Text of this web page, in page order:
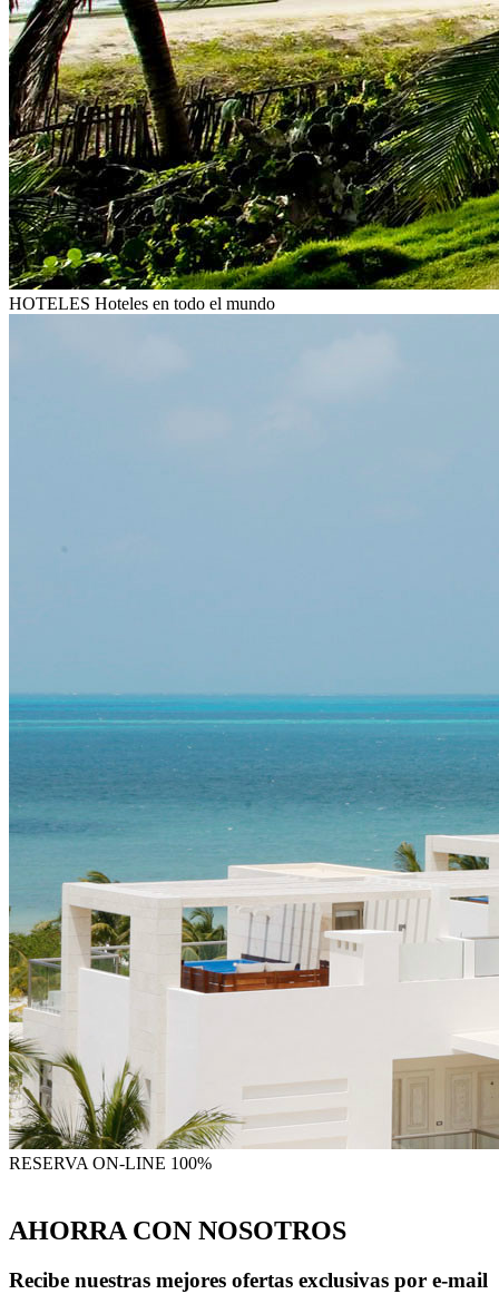
HOTELES Hoteles en todo el mundo
RESERVA ON-LINE 100%
AHORRA CON NOSOTROS
Recibe nuestras mejores ofertas exclusivas por e-mail